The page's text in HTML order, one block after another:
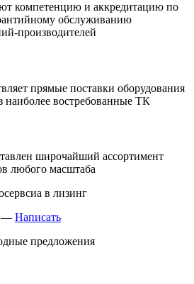
компетенцию и аккредитацию по
обслуживанию
производителей
прямые поставки оборудования
наиболее востребованные ТК
широчайший ассортимент
любого масштаба
— Написать
предложения